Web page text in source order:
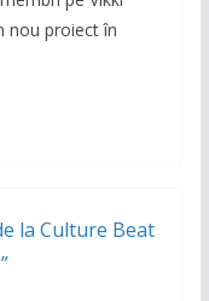
nou proiect în